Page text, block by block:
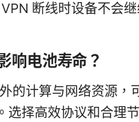
断线时设备不会
响电池寿命？
的计算与网络资源，
选择高效协议和合理